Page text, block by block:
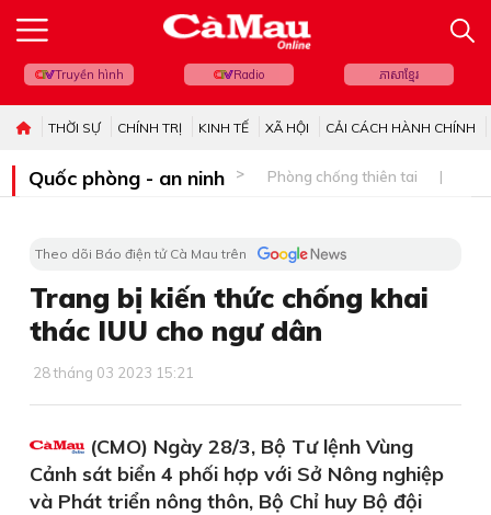
Truyền hình Radio ភាសាខ្មែរ
THỜI SỰ CHÍNH TRỊ KINH TẾ XÃ HỘI CẢI CÁCH HÀNH CHÍNH
Quốc phòng - an ninh Phòng chống thiên tai
Theo dõi Báo điện tử Cà Mau trên
Trang bị kiến thức chống khai
thác IUU cho ngư dân
28 tháng 03 2023 15:21
(CMO) Ngày 28/3, Bộ Tư lệnh Vùng
Cảnh sát biển 4 phối hợp với Sở Nông nghiệp
và Phát triển nông thôn, Bộ Chỉ huy Bộ đội